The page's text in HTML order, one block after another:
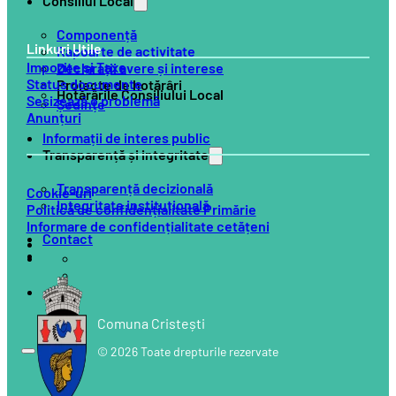
Componență
Rapoarte de activitate
Declarații avere și interese
Proiecte de hotărâri
Hotărârile Consiliului Local
Ședințe
Informații de interes public
Transparență și integritate
Transparență decizională
Integritate instituțională
Contact
Linkuri Utile
Impozite și Taxe
Status documente
Sesizează o problemă
Anunțuri
Comuna Cristești
© 2026 Toate drepturile rezervate
Cookie-uri
Politică de confidențialitate Primărie
Informare de confidențialitate cetățeni